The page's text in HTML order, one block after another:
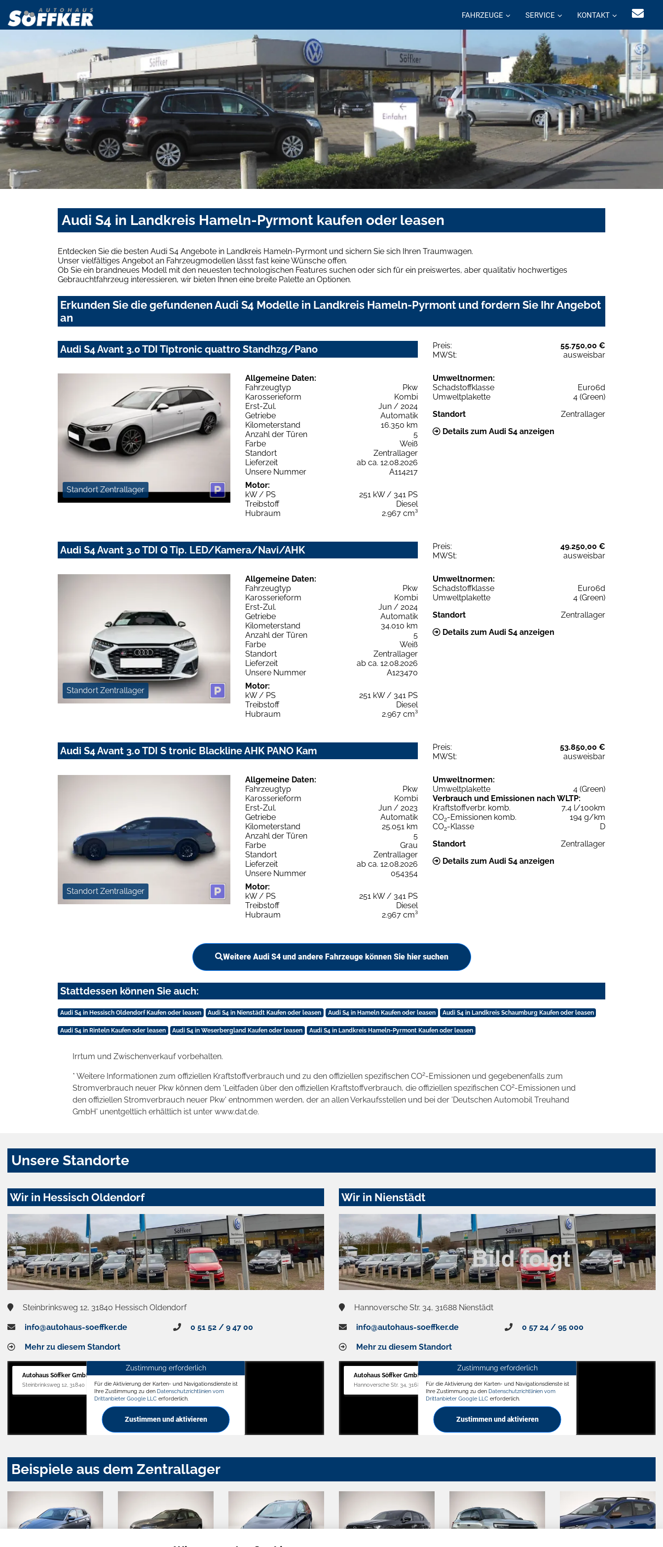
FAHRZEUGE SERVICE KONTAKT
Audi S4 in Landkreis Hameln-Pyrmont kaufen oder leasen
Entdecken Sie die besten Audi S4 Angebote in Landkreis Hameln-Pyrmont und sichern Sie sich Ihren Traumwagen.
Unser vielfältiges Angebot an Fahrzeugmodellen lässt fast keine Wünsche offen.
Ob Sie ein brandneues Modell mit den neuesten technologischen Features suchen oder sich für ein preiswertes, aber qualitativ hochwertiges
Gebrauchtfahrzeug interessieren, wir bieten Ihnen eine breite Palette an Optionen.
Erkunden Sie die gefundenen Audi S4 Modelle in Landkreis Hameln-Pyrmont und fordern Sie Ihr Angebot
an
Audi S4 Avant 3.0 TDI Tiptronic quattro Standhzg/Pano Preis:
55.750,00 €
MWSt:
ausweisbar
Standort Zentrallager
Allgemeine Daten:
Fahrzeugtyp
Pkw
Karosserieform
Kombi
Erst-Zul.
Jun / 2024
Getriebe
Automatik
Kilometerstand
16.350 km
Anzahl der Türen
5
Farbe
Weiß
Standort
Zentrallager
Lieferzeit
ab ca. 12.08.2026
Unsere Nummer
A114217
Motor:
kW / PS
251 kW / 341 PS
Treibstoff
Diesel
Hubraum
2.967 cm³
Umweltnormen:
Schadstoffklasse
Euro6d
Umweltplakette
4 (Green)
Standort
Zentrallager
Details zum Audi S4 anzeigen
Audi S4 Avant 3.0 TDI Q Tip. LED/Kamera/Navi/AHK Preis:
49.250,00 €
MWSt:
ausweisbar
Standort Zentrallager
Allgemeine Daten:
Fahrzeugtyp
Pkw
Karosserieform
Kombi
Erst-Zul.
Jun / 2024
Getriebe
Automatik
Kilometerstand
34.010 km
Anzahl der Türen
5
Farbe
Weiß
Standort
Zentrallager
Lieferzeit
ab ca. 12.08.2026
Unsere Nummer
A123470
Motor:
kW / PS
251 kW / 341 PS
Treibstoff
Diesel
Hubraum
2.967 cm³
Umweltnormen:
Schadstoffklasse
Euro6d
Umweltplakette
4 (Green)
Standort
Zentrallager
Details zum Audi S4 anzeigen
Audi S4 Avant 3.0 TDI S tronic Blackline AHK PANO Kam Preis:
53.850,00 €
MWSt:
ausweisbar
Standort Zentrallager
Allgemeine Daten:
Fahrzeugtyp
Pkw
Karosserieform
Kombi
Erst-Zul.
Jun / 2023
Getriebe
Automatik
Kilometerstand
25.051 km
Anzahl der Türen
5
Farbe
Grau
Standort
Zentrallager
Lieferzeit
ab ca. 12.08.2026
Unsere Nummer
054354
Motor:
kW / PS
251 kW / 341 PS
Treibstoff
Diesel
Hubraum
2.967 cm³
Umweltnormen:
Umweltplakette
4 (Green)
Verbrauch und Emissionen nach WLTP:
Kraftstoffverbr. komb.
7,4 l/100km
CO2-Emissionen komb.
194 g/km
CO2-Klasse
D
Standort
Zentrallager
Details zum Audi S4 anzeigen
Weitere Audi S4 und andere Fahrzeuge können Sie hier suchen
Stattdessen können Sie auch:
Audi S4 in Hessisch Oldendorf Kaufen oder leasen Audi S4 in Nienstädt Kaufen oder leasen Audi S4 in Hameln Kaufen oder leasen Audi S4 in Landkreis Schaumburg Kaufen oder leasen
Audi S4 in Rinteln Kaufen oder leasen Audi S4 in Weserbergland Kaufen oder leasen Audi S4 in Landkreis Hameln-Pyrmont Kaufen oder leasen
Irrtum und Zwischenverkauf vorbehalten.
* Weitere Informationen zum offiziellen Kraftstoffverbrauch und zu den offiziellen spezifischen CO2-Emissionen und gegebenenfalls zum
Stromverbrauch neuer Pkw können dem 'Leitfaden über den offiziellen Kraftstoffverbrauch, die offiziellen spezifischen CO2-Emissionen und
den offiziellen Stromverbrauch neuer Pkw' entnommen werden, der an allen Verkaufsstellen und bei der 'Deutschen Automobil Treuhand
GmbH' unentgeltlich erhältlich ist unter www.dat.de.
Unsere Standorte
Wir in Hessisch Oldendorf
Steinbrinksweg 12, 31840 Hessisch Oldendorf
info@autohaus-soeffker.de 0 51 52 / 9 47 00
Mehr zu diesem Standort
Autohaus Söffker GmbH
Steinbrinksweg 12, 31840 Hessisch Oldendorf
Zustimmung erforderlich
Für die Aktivierung der Karten- und Navigationsdienste ist
Ihre Zustimmung zu den Datenschutzrichtlinien vom
Drittanbieter Google LLC erforderlich.
Zustimmen und aktivieren
Wir in Nienstädt
Hannoversche Str. 34, 31688 Nienstädt
info@autohaus-soeffker.de 0 57 24 / 95 000
Mehr zu diesem Standort
Autohaus Söffker GmbH
Hannoversche Str. 34, 31688 Nienstädt
Zustimmung erforderlich
Für die Aktivierung der Karten- und Navigationsdienste ist
Ihre Zustimmung zu den Datenschutzrichtlinien vom
Drittanbieter Google LLC erforderlich.
Zustimmen und aktivieren
Beispiele aus dem Zentrallager